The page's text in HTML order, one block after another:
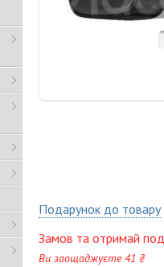
Подарунок до товару
Замов та отримай
Ви заощаджуєте 41 ₴